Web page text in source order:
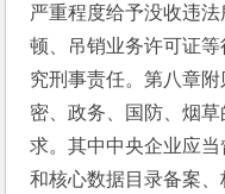
严重程度给予没收违
顿、吊销业务许可证
究刑事责任。第八章
密、政务、国防、烟
求。其中中央企业应
和核心数据目录备案、